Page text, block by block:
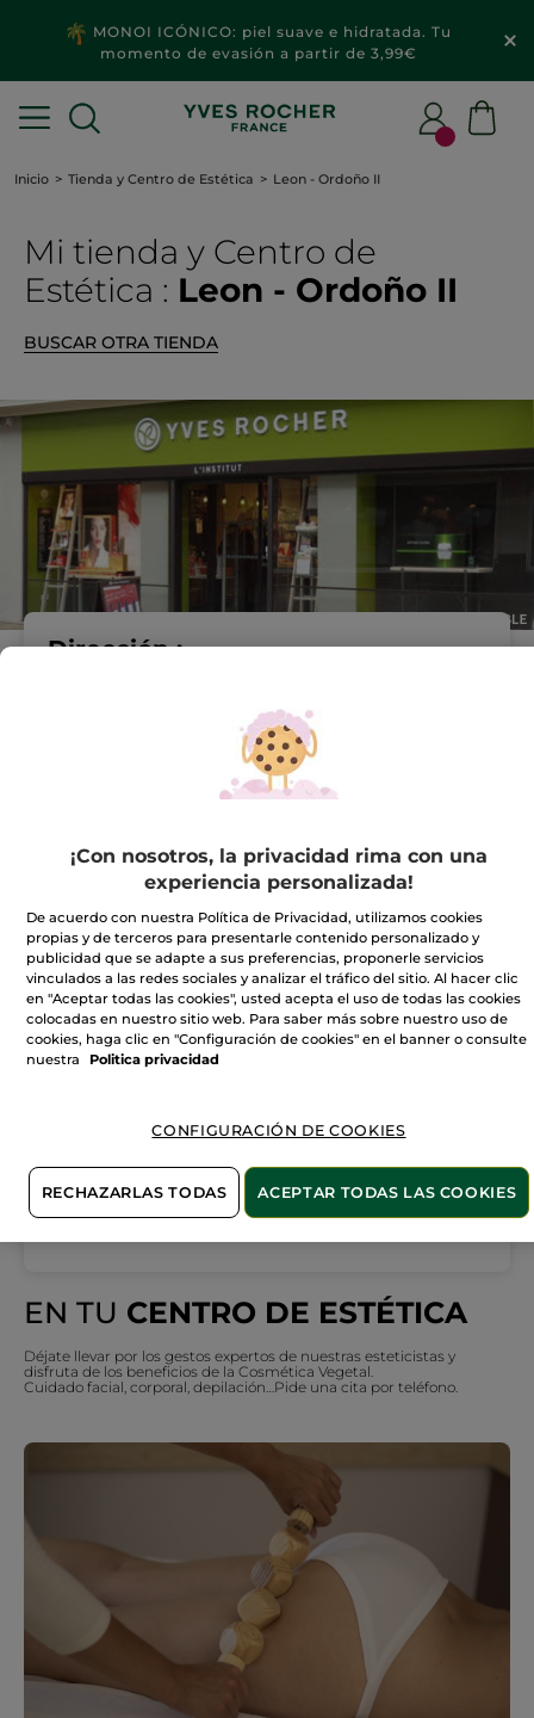
MONOI ICÓNICO: piel suave e hidratada. Tu
momento de evasión a partir de 3,99€
Inicio Tienda y Centro de Estética Leon - Ordoño II
Mi tienda y Centro de
Estética : Leon - Ordoño II
BUSCAR OTRA TIENDA
Dirección :
IR A LA TIENDA
987215115
Horario comercial
Lunes
10:00 - 20:00
Martes
10:00 - 20:00
Sábado
10:00 - 14:00
Domingo
Cerrado
EN TU CENTRO DE ESTÉTICA
Déjate llevar por los gestos expertos de nuestras esteticistas y
disfruta de los beneficios de la Cosmética Vegetal.
Cuidado facial, corporal, depilación…Pide una cita por teléfono.
¡Con nosotros, la privacidad rima con una
experiencia personalizada!
De acuerdo con nuestra Política de Privacidad, utilizamos cookies
propias y de terceros para presentarle contenido personalizado y
publicidad que se adapte a sus preferencias, proponerle servicios
vinculados a las redes sociales y analizar el tráfico del sitio. Al hacer clic
en "Aceptar todas las cookies", usted acepta el uso de todas las cookies
colocadas en nuestro sitio web. Para saber más sobre nuestro uso de
cookies, haga clic en "Configuración de cookies" en el banner o consulte
nuestra
Politica privacidad
CONFIGURACIÓN DE COOKIES
RECHAZARLAS TODAS ACEPTAR TODAS LAS COOKIES